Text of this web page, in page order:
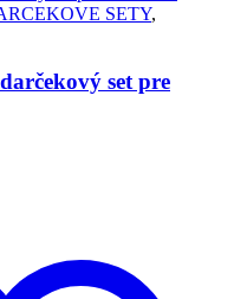
SETY,
set pre